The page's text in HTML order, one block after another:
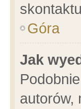
Góra
Jak
autorów,